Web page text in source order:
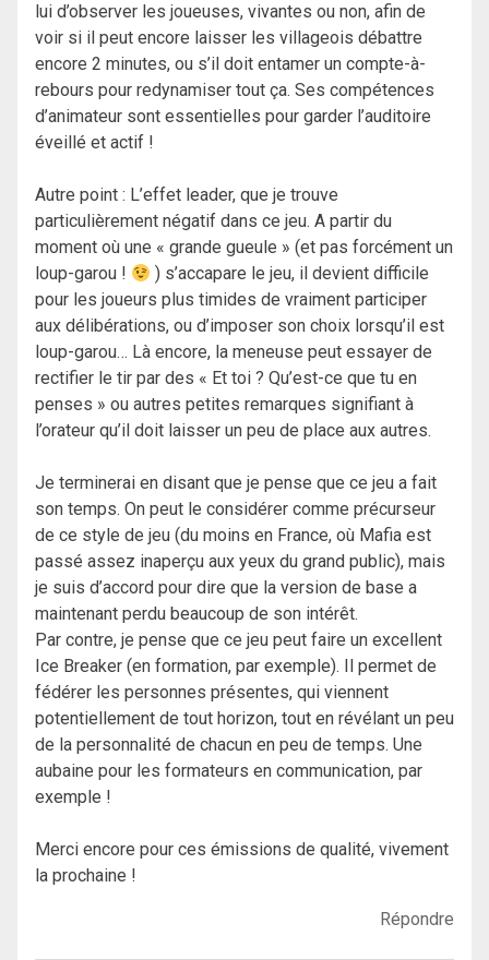
lui d’observer les joueuses, vivantes ou non, afin de
voir si il peut encore laisser les villageois débattre
encore 2 minutes, ou s’il doit entamer un compte-à-
rebours pour redynamiser tout ça. Ses compétences
d’animateur sont essentielles pour garder l’auditoire
éveillé et actif !
Autre point : L’effet leader, que je trouve
particulièrement négatif dans ce jeu. A partir du
moment où une « grande gueule » (et pas forcément un
loup-garou !
) s’accapare le jeu, il devient difficile
pour les joueurs plus timides de vraiment participer
aux délibérations, ou d’imposer son choix lorsqu’il est
loup-garou… Là encore, la meneuse peut essayer de
rectifier le tir par des « Et toi ? Qu’est-ce que tu en
penses » ou autres petites remarques signifiant à
l’orateur qu’il doit laisser un peu de place aux autres.
Je terminerai en disant que je pense que ce jeu a fait
son temps. On peut le considérer comme précurseur
de ce style de jeu (du moins en France, où Mafia est
passé assez inaperçu aux yeux du grand public), mais
je suis d’accord pour dire que la version de base a
maintenant perdu beaucoup de son intérêt.
Par contre, je pense que ce jeu peut faire un excellent
Ice Breaker (en formation, par exemple). Il permet de
fédérer les personnes présentes, qui viennent
potentiellement de tout horizon, tout en révélant un peu
de la personnalité de chacun en peu de temps. Une
aubaine pour les formateurs en communication, par
exemple !
Merci encore pour ces émissions de qualité, vivement
la prochaine !
Répondre